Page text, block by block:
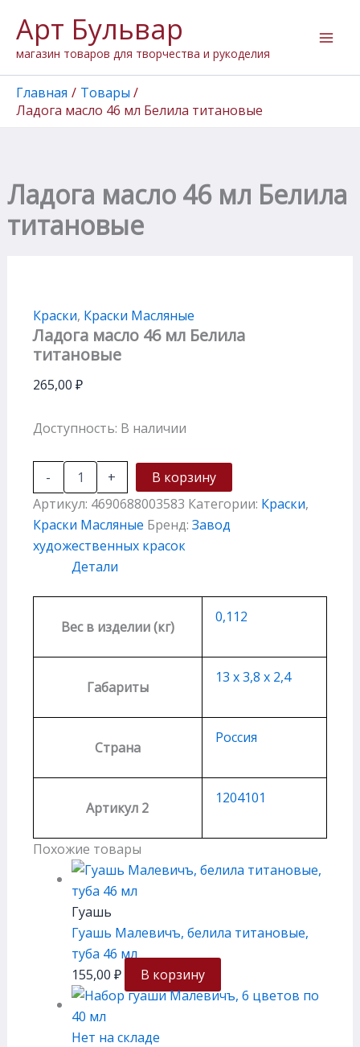
содержимому
Арт Бульвар
магазин товаров для творчества и рукоделия
Главная
Товары
Ладога масло 46 мл Белила титановые
Ладога масло 46 мл Белила
титановые
Краски, Краски Масляные
Ладога масло 46 мл Белила
титановые
265,00 ₽
Доступность: В наличии
-
товара
Ладога
масло
46
мл
титановые
+
В корзину
Артикул: 4690688003583 Категории: Краски,
Краски Масляные Бренд: Завод
художественных красок
Детали
Вес в изделии (кг)
0,112
Габариты
13 х 3,8 х 2,4
Страна
Россия
Артикул 2
1204101
Похожие товары
Гуашь
Гуашь Малевичъ, белила титановые,
туба 46 мл
155,00 ₽ В корзину
Нет на складе